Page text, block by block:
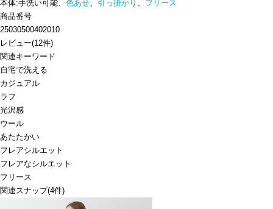
本体:手洗い可能、 色あせ、 引っ掛かり 、 フリース
商品番号
25030500402010
レビュー(12件)
関連キーワード
自宅で洗える
カジュアル
ラフ
光沢感
ウール
あたたかい
フレアシルエット
フレアなシルエット
フリース
関連スナップ(4件)